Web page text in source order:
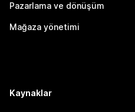
Pazarlama ve dönüşüm
Mağaza yönetimi
Kaynaklar